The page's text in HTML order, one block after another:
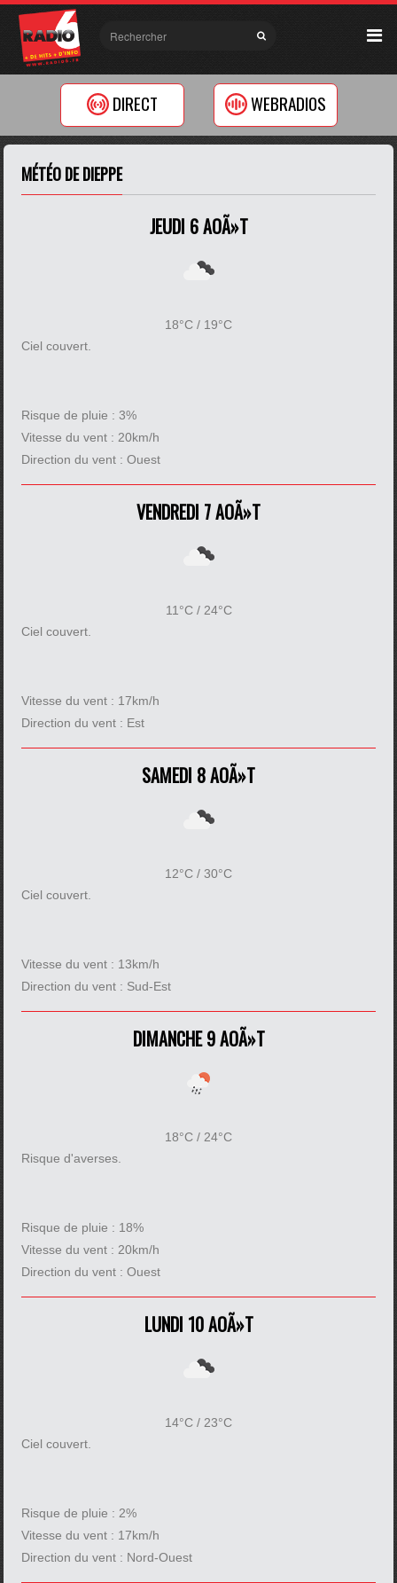
DIRECT WEBRADIOS
MÉTÉO DE DIEPPE
JEUDI 6 AOÃ»T
18°C / 19°C
Ciel couvert.
Risque de pluie :3%
Vitesse du vent : 20km/h
Direction du vent :Ouest
VENDREDI 7 AOÃ»T
11°C / 24°C
Ciel couvert.
Vitesse du vent : 17km/h
Direction du vent : Est
SAMEDI 8 AOÃ»T
12°C / 30°C
Ciel couvert.
Vitesse du vent : 13km/h
Direction du vent : Sud-Est
DIMANCHE 9 AOÃ»T
18°C / 24°C
Risque d'averses.
Risque de pluie : 18%
Vitesse du vent : 20km/h
Direction du vent :Ouest
LUNDI 10 AOÃ»T
14°C / 23°C
Ciel couvert.
Risque de pluie : 2%
Vitesse du vent : 17km/h
Direction du vent : Nord-Ouest